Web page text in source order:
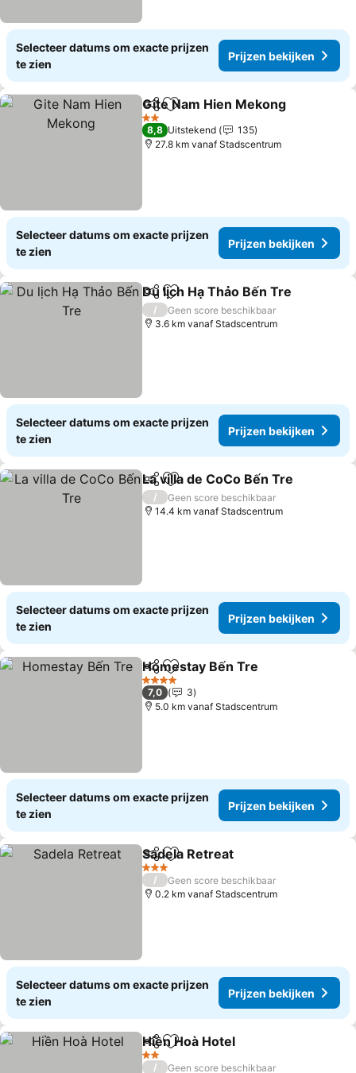
Selecteer datums om exacte prijzen
te zien
Prijzen bekijken
DelenToevoegen aan favorieten
Gite Nam Hien Mekong
2 Sterren
8,8 Uitstekend
135
27.8 km vanaf Stadscentrum
Selecteer datums om exacte prijzen
te zien
Prijzen bekijken
DelenToevoegen aan favorieten
Du lịch Hạ Thảo Bến Tre
/
Geen score beschikbaar
3.6 km vanaf Stadscentrum
Selecteer datums om exacte prijzen
te zien
Prijzen bekijken
DelenToevoegen aan favorieten
La villa de CoCo Bến Tre
/
Geen score beschikbaar
14.4 km vanaf Stadscentrum
Selecteer datums om exacte prijzen
te zien
Prijzen bekijken
DelenToevoegen aan favorieten
Homestay Bến Tre
4 Sterren
7,0
3
5.0 km vanaf Stadscentrum
Selecteer datums om exacte prijzen
te zien
Prijzen bekijken
DelenToevoegen aan favorieten
Sadela Retreat
3 Sterren
/
Geen score beschikbaar
0.2 km vanaf Stadscentrum
Selecteer datums om exacte prijzen
te zien
Prijzen bekijken
DelenToevoegen aan favorieten
Hiền Hoà Hotel
2 Sterren
/ Geen score beschikbaar